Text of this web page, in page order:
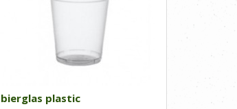
bierglas plastic